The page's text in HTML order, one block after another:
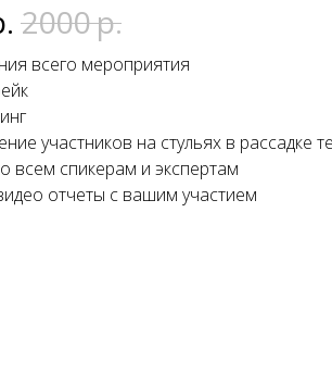
2000р.
всего мероприятия
участников на стульях в рассадке
всем спикерам и экспертам
отчеты с вашим участием